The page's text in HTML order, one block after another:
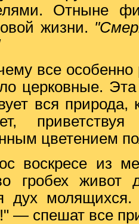
Отныне
жизни.
все
церковные. Эта
вся
цветением
воскресе из
гробех живот
дух
— спешат все